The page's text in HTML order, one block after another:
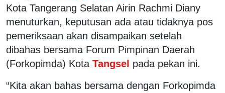
Kota Tangerang Selatan Airin Rachmi Diany
menuturkan, keputusan ada atau tidaknya pos
pemeriksaan akan disampaikan setelah
dibahas bersama Forum Pimpinan Daerah
(Forkopimda) Kota Tangsel pada pekan ini.
“Kita akan bahas bersama dengan Forkopimda